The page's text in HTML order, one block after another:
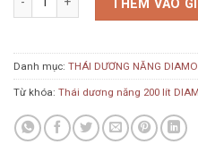
THÊM VÀO
Danh mục: THÁI DƯƠNG NĂNG
Từ khóa: Thái dương năng 200 lít